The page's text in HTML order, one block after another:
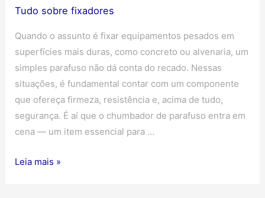
Tudo sobre fixadores
Quando o assunto é fixar equipamentos pesados em
superfícies mais duras, como concreto ou alvenaria, um
simples parafuso não dá conta do recado. Nessas
situações, é fundamental contar com um componente
que ofereça firmeza, resistência e, acima de tudo,
segurança. É aí que o chumbador de parafuso entra em
cena — um item essencial para …
Leia mais »